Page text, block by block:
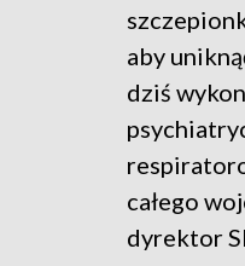
aby
dziś
całego
dyrektor